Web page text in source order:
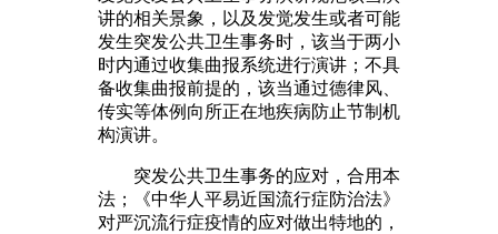
讲的相关景象，以及发觉发生或者可能
发生突发公共卫生事务时，该当于两小
时内通过收集曲报系统进行演讲；不具
备收集曲报前提的，该当通过德律风、
传实等体例向所正在地疾病防止节制机
构演讲。
突发公共卫生事务的应对，合用本
法；《中华人平易近国流行症防治法》
对严沉流行症疫情的应对做出特地的，